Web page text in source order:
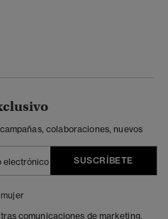
colaboraciones, nuevos
SUSCRÍBETE
comunicaciones de marketing.